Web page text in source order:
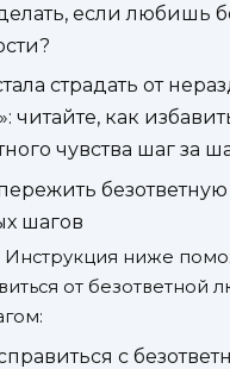
если любишь
страдать от
читайте, как
чувства шаг за
шагов
Инструкция ниже
от безответной
с